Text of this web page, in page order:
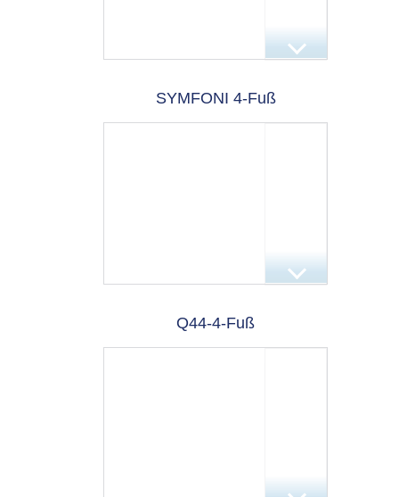
SYMFONI 4-Fuß
Q44-4-Fuß